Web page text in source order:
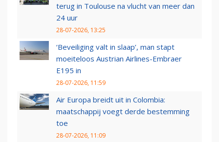
terug in Toulouse na vlucht van meer dan
24 uur
28-07-2026, 13:25
‘Beveiliging valt in slaap’, man stapt
moeiteloos Austrian Airlines-Embraer
E195 in
28-07-2026, 11:59
Air Europa breidt uit in Colombia:
maatschappij voegt derde bestemming
toe
28-07-2026, 11:09